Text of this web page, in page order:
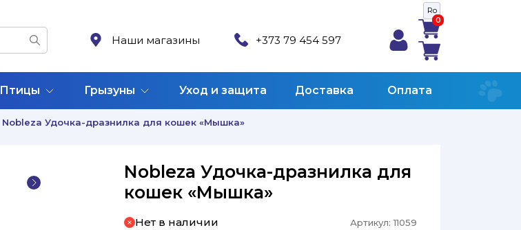
Ro
Наши магазины +373 79 454 597
0
0
Птицы Грызуны Уход и защита Доставка Оплата
Nobleza Удочка-дразнилка для кошек «Мышка»
Nobleza Удочка-дразнилка для
кошек «Мышка»
Нет в наличии Артикул:11059